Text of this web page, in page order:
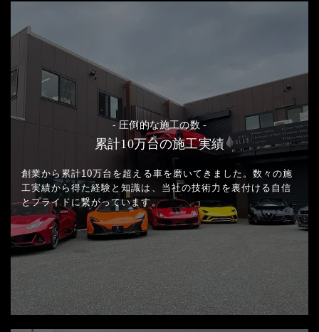
- 圧倒的な施工の数 -
累計10万台の施工実績
創業から累計10万台を超える車を磨いてきました。 数々の施
工実績から得た経験と知識は、当社の技術力を裏付ける 自信
とプライドに繋がっています。